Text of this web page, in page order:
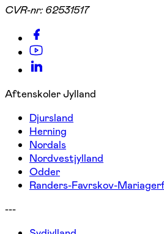
CVR-nr: 62531517
Aftenskoler Jylland
Djursland
Herning
Nordals
Nordvestjylland
Odder
Randers-Favrskov-
---